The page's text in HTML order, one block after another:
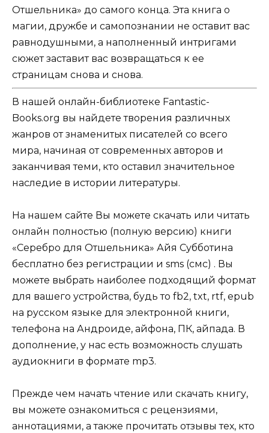
Отшельника» до самого конца. Эта книга о
магии, дружбе и самопознании не оставит вас
равнодушными, а наполненный интригами
сюжет заставит вас возвращаться к ее
страницам снова и снова.
В нашей онлайн-библиотеке Fantastic-
Books.org вы найдете творения различных
жанров от знаменитых писателей со всего
мира, начиная от современных авторов и
заканчивая теми, кто оставил значительное
наследие в истории литературы.
На нашем сайте Вы можете скачать или читать
онлайн полностью (полную версию) книги
«Серебро для Отшельника» Айя Субботина
бесплатно без регистрации и sms (смс) . Вы
можете выбрать наиболее подходящий формат
для вашего устройства, будь то fb2, txt, rtf, epub
на русском языке для электронной книги,
телефона на Андроиде, айфона, ПК, айпада. В
дополнение, у нас есть возможность слушать
аудиокниги в формате mp3.
Прежде чем начать чтение или скачать книгу,
вы можете ознакомиться с рецензиями,
аннотациями, а также прочитать отзывы тех, кто